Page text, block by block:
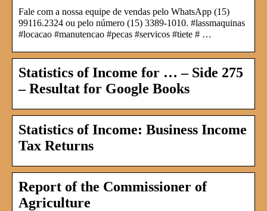
Fale com a nossa equipe de vendas pelo WhatsApp (15)
99116.2324 ou pelo número (15) 3389-1010. #lassmaquinas
#locacao #manutencao #pecas #servicos #tiete # …
Statistics of Income for … – Side 275
– Resultat for Google Books
Statistics of Income: Business Income
Tax Returns
Report of the Commissioner of
Agriculture